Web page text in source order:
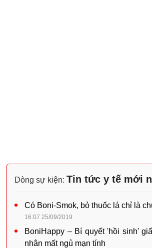
Dòng sự kiện: Tin tức y tế mới
Có Boni-Smok, bỏ thuốc lá chỉ là
16:07 25/09/2019
BoniHappy – Bí quyết 'hồi sinh'
nhân mất ngủ mạn tính